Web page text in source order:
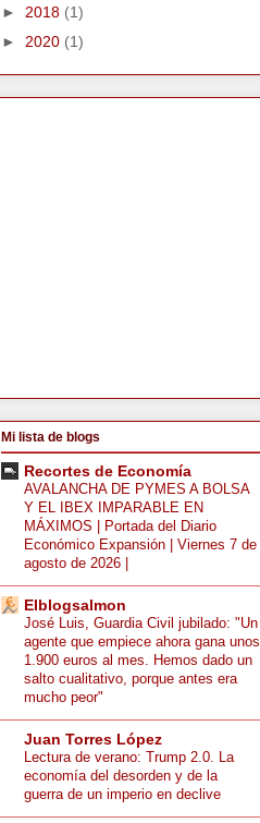
► 2018 (1)
► 2020 (1)
Mi lista de blogs
Recortes de Economía
AVALANCHA DE PYMES A BOLSA
Y EL IBEX IMPARABLE EN
MÁXIMOS | Portada del Diario
Económico Expansión | Viernes 7 de
agosto de 2026 |
Elblogsalmon
José Luis, Guardia Civil jubilado: "Un
agente que empiece ahora gana unos
1.900 euros al mes. Hemos dado un
salto cualitativo, porque antes era
mucho peor"
Juan Torres López
Lectura de verano: Trump 2.0. La
economía del desorden y de la
guerra de un imperio en declive